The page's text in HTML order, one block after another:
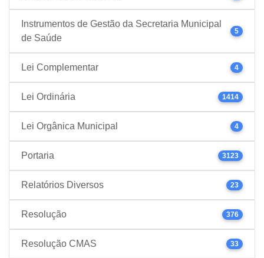
Instrumentos de Gestão da Secretaria Municipal
de Saúde
5
Lei Complementar 4
Lei Ordinária 1414
Lei Orgânica Municipal 4
Portaria 3123
Relatórios Diversos 23
Resolução 376
Resolução CMAS 33